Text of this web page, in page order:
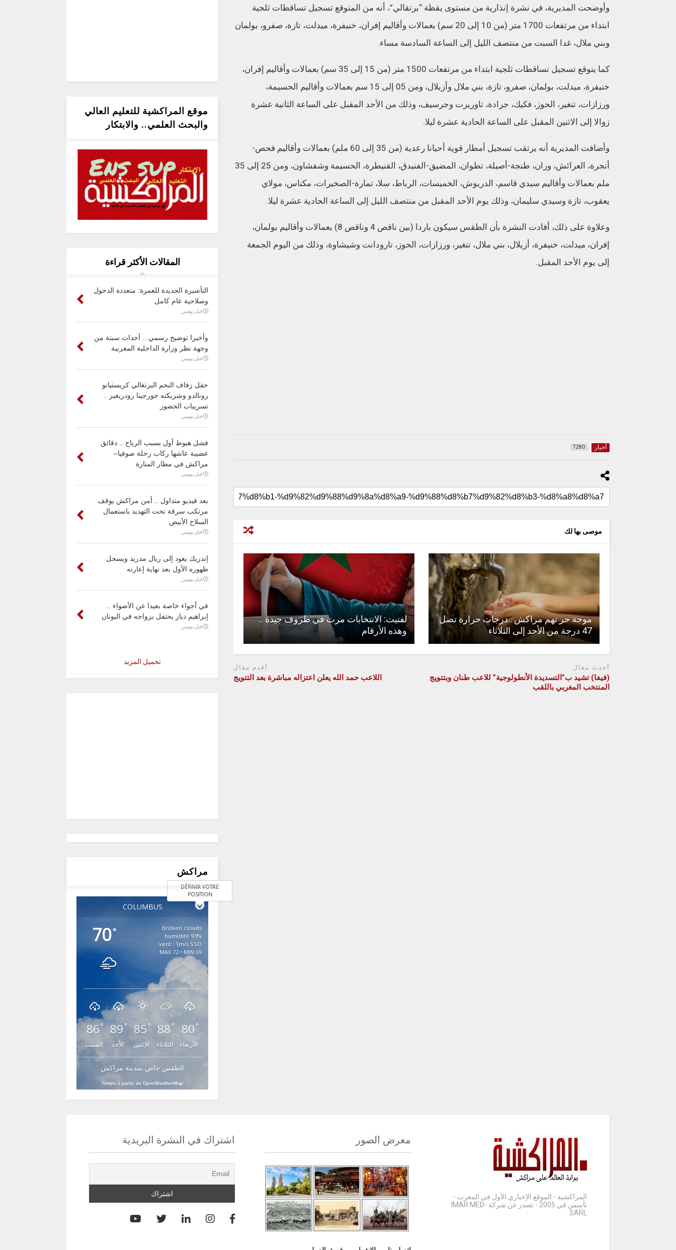
وأوضحت المديرية، في نشرة إنذارية من مستوى يقظة “برتقالي”، أنه من المتوقع تسجيل تساقطات ثلجية
ابتداء من مرتفعات 1700 متر (من 10 إلى 20 سم) بعمالات وأقاليم إفران، خنيفرة، ميدلت، تازة، صفرو، بولمان
وبني ملال، غدا السبت من منتصف الليل إلى الساعة السادسة مساء.
كما يتوقع تسجيل تساقطات ثلجية ابتداء من مرتفعات 1500 متر (من 15 إلى 35 سم) بعمالات وأقاليم إفران،
خنيفرة، ميدلت، بولمان، صفرو، تازة، بني ملال وأزيلال، ومن 05 إلى 15 سم بعمالات وأقاليم الحسيمة،
ورزازات، تنغير، الحوز، فكيك، جرادة، تاوريرت وجرسيف، وذلك من الأحد المقبل على الساعة الثانية عشرة
زوالا إلى الاثنين المقبل على الساعة الحادية عشرة ليلا.
وأضافت المديرية أنه يرتقب تسجيل أمطار قوية أحيانا رعدية (من 35 إلى 60 ملم) بعمالات وأقاليم فحص-
أنجرة، العرائش، وزان، طنجة-أصيلة، تطوان، المضيق-الفنيدق، القنيطرة، الحسيمة وشفشاون، ومن 25 إلى 35
ملم بعمالات وأقاليم سيدي قاسم، الدريوش، الخميسات، الرباط، سلا، تمارة-الصخيرات، مكناس، مولاي
يعقوب، تازة وسيدي سليمان، وذلك يوم الأحد المقبل من منتصف الليل إلى الساعة الحادية عشرة ليلا.
وعلاوة على ذلك، أفادت النشرة بأن الطقس سيكون باردا (بين ناقص 4 وناقص 8) بعمالات وأقاليم بولمان،
إفران، ميدلت، خنيفرة، أزيلال، بني ملال، تنغير، ورزازات، الحوز، تارودانت وشيشاوة، وذلك من اليوم الجمعة
إلى يوم الأحد المقبل.
أخبار 7280
موصى بها لك
موجة حر تهم مراكش ..درجات حرارة تصل
47 درجة من الأحد إلى الثلاثاء
لفتيت: الانتخابات مرت في ظروف جيدة ..
وهذه الأرقام
أحدث مقال
(فيفا) تشيد ب”التسديدة الأنطولوجية” للاعب طنان وبتتويج
المنتخب المغربي باللقب
أقدم مقال
اللاعب حمد الله يعلن اعتزاله مباشرة بعد التتويج
موقع المراكشية للتعليم العالي
والبحث العلمي.. والابتكار
المقالات الأكثر قراءة
التأشيرة الجديدة للعمرة: متعددة الدخول
وصلاحية عام كامل
قبل يومين
وأخيرا توضيح رسمي .. أحداث سبتة من
وجهة نظر وزارة الداخلية المغربية
قبل يومين
حفل زفاف النجم البرتغالي كريستيانو
رونالدو وشريكته جورجينا رودريغيز ..
تسريبات الحضور
قبل يومين
فشل هبوط أول بسبب الرياح .. دقائق
عصيبة عاشها ركاب رحلة صوفيا–
مراكش في مطار المنارة
قبل يومين
بعد فيديو متداول .. أمن مراكش يوقف
مرتكب سرقة تحت التهديد باستعمال
السلاح الأبيض
قبل يومين
إندريك يعود إلى ريال مدريد ويسجل
ظهوره الأول بعد نهاية إعارته
قبل يومين
في أجواء خاصة بعيدا عن الأضواء ..
إبراهيم دياز يحتفل بزواجه في اليونان
قبل يومين
تحميل المزيد
مراكش
COLUMBUS
DÉFINIR VOTRE
POSITION
70°
broken clouds
93% humidité
vent : 1m/s SSO
MAX 72 • MIN 69
86 °
السبت
89 °
الأحد
85 °
الإثنين
88 °
الثلاثاء
80 °
الأربعاء
الطقس خاص بمدينة مراكش
Temps à partir de OpenWeatherMap
المراكشية - الموقع الإخباري الأول في المغرب -
تأسس في 2005 - تصدر عن شركة IMAR MED-
SARL
معرض الصور اشتراك في النشرة البريدية